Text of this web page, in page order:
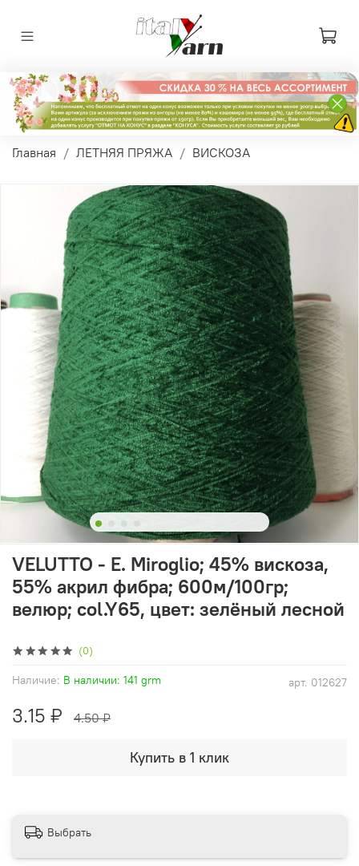
Главная ЛЕТНЯЯ ПРЯЖА ВИСКОЗА
(0)
арт. 012627
Наличие: В наличии: 141 grm
VELUTTO - E. Miroglio; 45% вискоза,
55% акрил фибра; 600м/100гр;
велюр; col.Y65, цвет: зелёный лесной
3.15 ₽ 4.50 ₽
Купить в 1 клик
Выбрать